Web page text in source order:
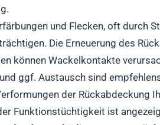
und Flecken, oft durch
Die Erneuerung des
können Wackelkontakte
ggf. Austausch sind
der Rückabdeckung
Funktionstüchtigkeit ist